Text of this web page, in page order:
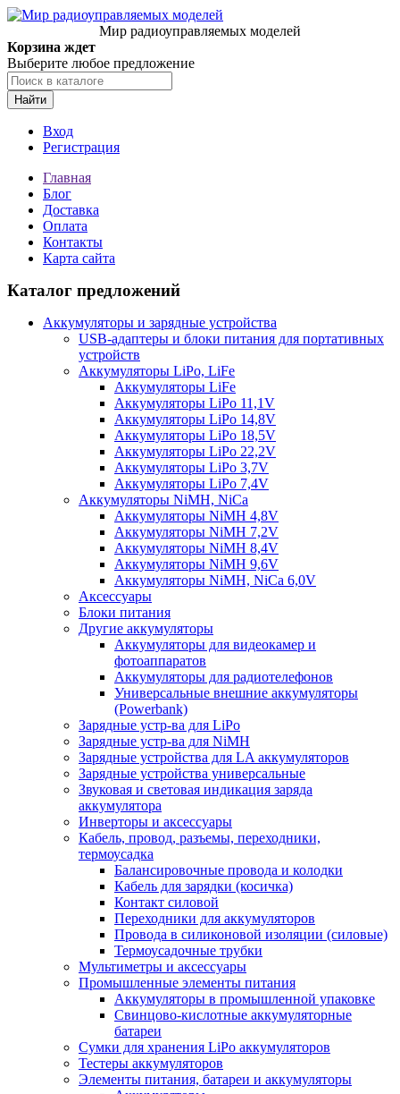
Мир радиоуправляемых моделей
Корзина ждет
Выберите любое предложение
Найти
Вход
Регистрация
Главная
Блог
Доставка
Оплата
Контакты
Карта сайта
Каталог предложений
Аккумуляторы и зарядные устройства
USB-адаптеры и блоки питания для портативных
устройств
Аккумуляторы LiPo, LiFe
Аккумуляторы LiFe
Аккумуляторы LiPo 11,1V
Аккумуляторы LiPo 14,8V
Аккумуляторы LiPo 18,5V
Аккумуляторы LiPo 22,2V
Аккумуляторы LiPo 3,7V
Аккумуляторы LiPo 7,4V
Аккумуляторы NiMH, NiCa
Аккумуляторы NiMH 4,8V
Аккумуляторы NiMH 7,2V
Аккумуляторы NiMH 8,4V
Аккумуляторы NiMH 9,6V
Аккумуляторы NiMH, NiCa 6,0V
Аксессуары
Блоки питания
Другие аккумуляторы
Аккумуляторы для видеокамер и
фотоаппаратов
Аккумуляторы для радиотелефонов
Универсальные внешние аккумуляторы
(Powerbank)
Зарядные устр-ва для LiPo
Зарядные устр-ва для NiMH
Зарядные устройства для LA аккумуляторов
Зарядные устройства универсальные
Звуковая и световая индикация заряда
аккумулятора
Инверторы и аксессуары
Кабель, провод, разъемы, переходники,
термоусадка
Балансировочные провода и колодки
Кабель для зарядки (косичка)
Контакт силовой
Переходники для аккумуляторов
Провода в силиконовой изоляции (силовые)
Термоусадочные трубки
Мультиметры и аксессуары
Промышленные элементы питания
Аккумуляторы в промышленной упаковке
Свинцово-кислотные аккумуляторные
батареи
Сумки для хранения LiPo аккумуляторов
Тестеры аккумуляторов
Элементы питания, батареи и аккумуляторы